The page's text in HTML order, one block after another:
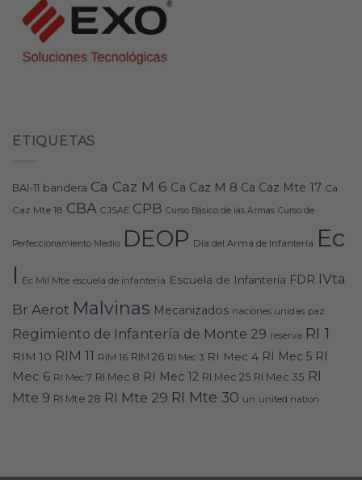
ETIQUETAS
BAI-11 bandera Ca Caz M 6 Ca Caz M 8 Ca Caz Mte 17 Ca
Caz Mte 18 CBA CJSAE CPB Curso Básico de las Armas Curso de
Perfeccionamiento Medio DEOP Día del Arma de Infantería Ec
I Ec Mil Mte escuela de infanteria Escuela de Infantería FDR IVta
Br Aerot Malvinas Mecanizados naciones unidas paz
Regimiento de Infantería de Monte 29 reserva RI 1
RIM 10 RIM 11 RIM 16 RIM 26 RI Mec 3 RI Mec 4 RI Mec 5 RI
Mec 6 RI Mec 7 RI Mec 8 RI Mec 12 RI Mec 25 RI Mec 35 RI
Mte 9 RI Mte 28 RI Mte 29 RI Mte 30 un united nation